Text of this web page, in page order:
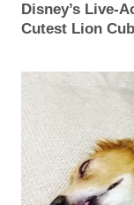
Disney’s Live-
Cutest Lion